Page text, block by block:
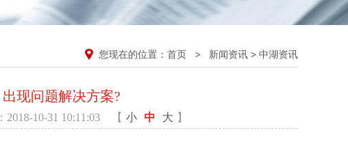
您现在的位置： 首页 > 新闻资讯 > 中湖资讯
现问题解决方案?
2018-10-31 10:11:03 【 小 中 大 】